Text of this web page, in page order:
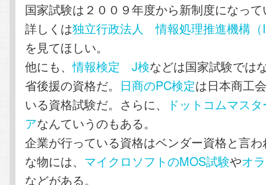
国家試験は２００９年度から新制度になっ
詳しくは独立行政法人 情報処理推進機構（
を見てほしい。
他にも、情報検定 J検などは国家試験では
省後援の資格だ。 日商のPC検定は日本商工
いる資格試験だ。さらに、
ドットコムマス
アなんていうのもある。
企業が行っている資格はベンダー資格と言
な物には、 マイクロソフトのMOS試験やオ
などがある。